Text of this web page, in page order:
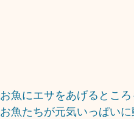
お魚にエサをあげるとこ
お魚たちが元気いっぱい